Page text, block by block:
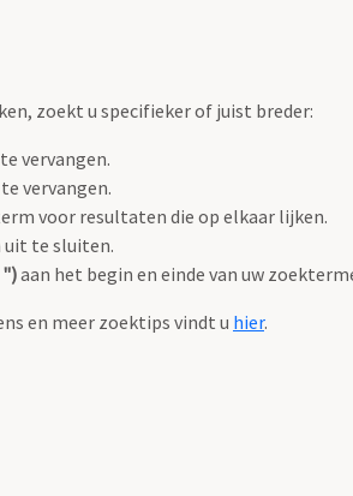
zoekt u specifieker of juist breder:
vervangen.
vervangen.
voor resultaten die op elkaar lijken.
te sluiten.
")aan het begin en einde van uw
en meer zoektips vindt u hier.